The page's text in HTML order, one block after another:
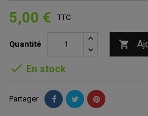
5,00 € TTC
Quantité 
 En stock
Partager